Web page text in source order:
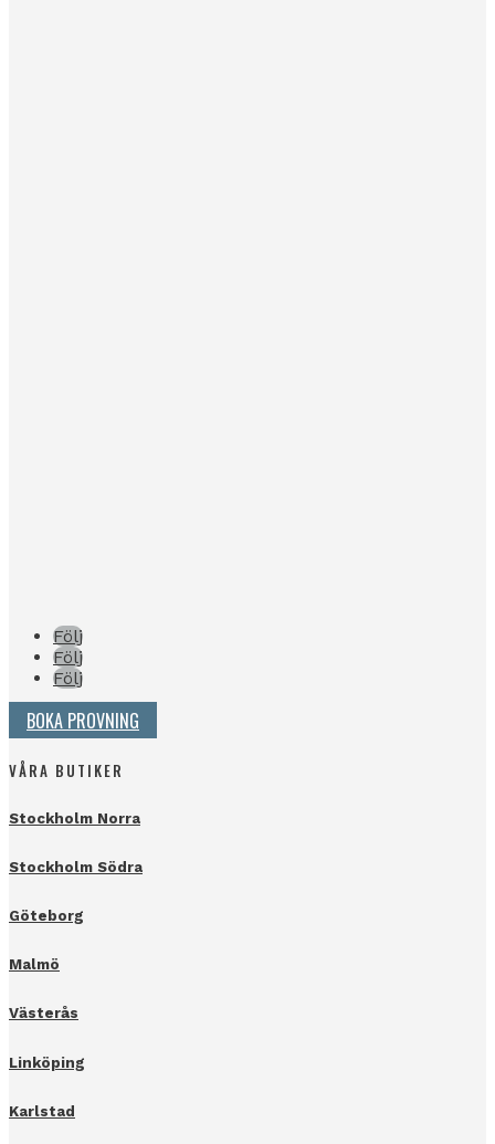
Följ
Följ
Följ
BOKA PROVNING
VÅRA BUTIKER
Stockholm Norra
Stockholm Södra
Göteborg
Malmö
Västerås
Linköping
Karlstad